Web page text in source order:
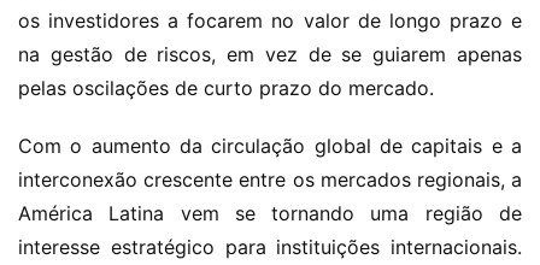
os investidores a focarem no valor de longo prazo e
na gestão de riscos, em vez de se guiarem apenas
pelas oscilações de curto prazo do mercado.
Com o aumento da circulação global de capitais e a
interconexão crescente entre os mercados regionais, a
América Latina vem se tornando uma região de
interesse estratégico para instituições internacionais.